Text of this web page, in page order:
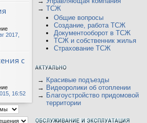
2017,
с
16:52
→ ТСЖ
Общие вопросы
Создание, работа ТСЖ
Документооборот в ТСЖ
ТСЖ и собственник жилья
Страхование ТСЖ
→ Красивые подъезды
→ Видеоролики об отоплении
→ Благоустройство придомовой
территории